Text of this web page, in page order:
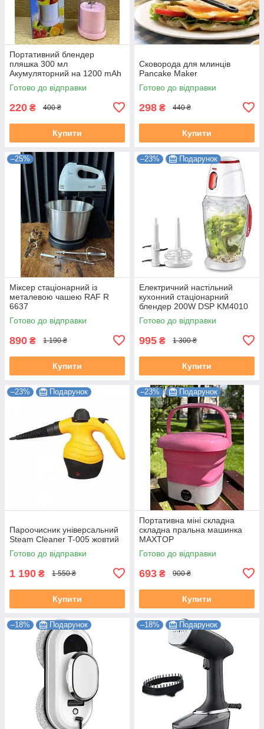
Портативний блендер
пляшка 300 мл
Акумуляторний на 1200 mAh
Рожевий
Готово до відправки
220 ₴ 400 ₴
Купити
Сковорода для млинців
Pancake Maker
Готово до відправки
298 ₴ 440 ₴
Купити
–25%
Міксер стаціонарний із
металевою чашею RAF R
6637
Готово до відправки
890 ₴ 1 190 ₴
Купити
–23% Подарунок
Електричний настільний
кухонний стаціонарний
блендер 200W DSP KM4010
Готово до відправки
995 ₴ 1 300 ₴
Купити
–23% Подарунок
Пароочисник універсальний
Steam Cleaner T-005 жовтий
Готово до відправки
1 190 ₴ 1 550 ₴
Купити
–23% Подарунок
Портативна міні складна
складна пральна машинка
MAXTOP
Готово до відправки
693 ₴ 900 ₴
Купити
–18% Подарунок –18% Подарунок